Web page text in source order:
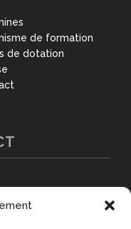
de formation
de dotation